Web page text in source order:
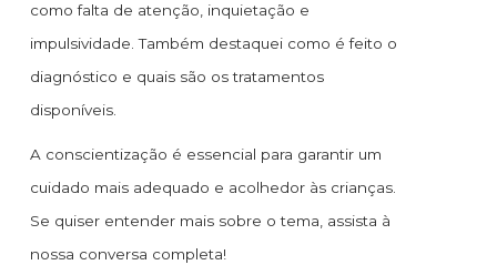
como falta de atenção, inquietação e
impulsividade. Também destaquei como é feito o
diagnóstico e quais são os tratamentos
disponíveis.
A conscientização é essencial para garantir um
cuidado mais adequado e acolhedor às crianças.
Se quiser entender mais sobre o tema, assista à
nossa conversa completa!